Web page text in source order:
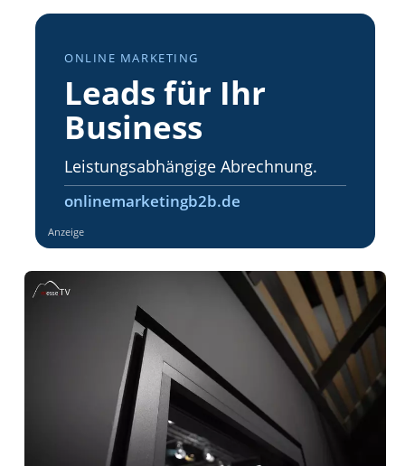
ONLINE MARKETING
Leads für Ihr
Business
Leistungsabhängige Abrechnung.
onlinemarketingb2b.de
Anzeige